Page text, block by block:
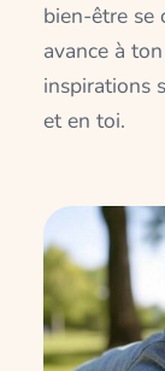
bien-être se
avance à
inspirations
et en toi.